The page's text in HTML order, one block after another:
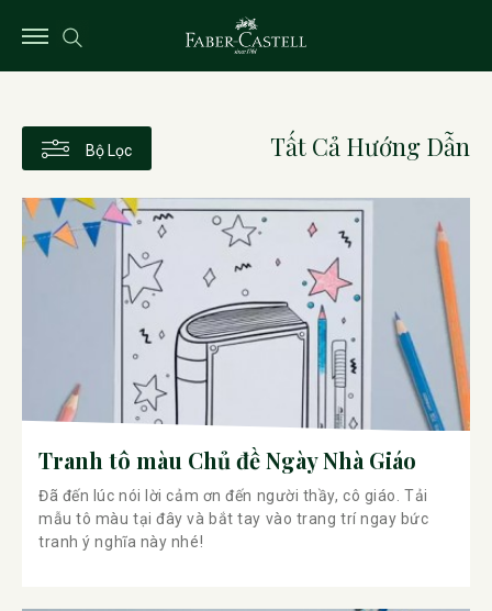
Tất Cả Hướng Dẫn
Bộ Lọc
Tranh tô màu Chủ đề Ngày Nhà Giáo
Đã đến lúc nói lời cảm ơn đến người thầy, cô giáo. Tải
mẫu tô màu tại đây và bắt tay vào trang trí ngay bức
tranh ý nghĩa này nhé!